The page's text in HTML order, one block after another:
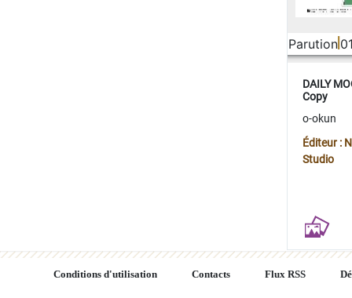
Parution
DAILY
Copy
o-okun
Éditeur :
Studio
Conditions d'utilisation Contacts Flux RSS